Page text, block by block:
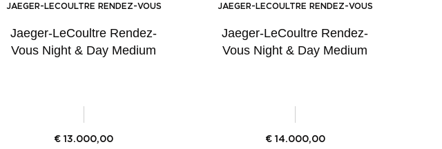
JAEGER-LECOULTRE RENDEZ-VOUS
Jaeger-LeCoultre Rendez-
Vous Night & Day Medium
€ 13.000,00
JAEGER-LECOULTRE RENDEZ-VOUS
Jaeger-LeCoultre Rendez-
Vous Night & Day Medium
€ 14.000,00